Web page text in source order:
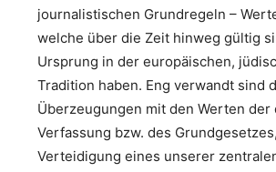
journalistischen Grundregeln –
welche über die Zeit hinweg gültig
Ursprung in der europäischen,
Tradition haben. Eng verwandt sind
Überzeugungen mit den Werten der
Verfassung bzw. des
Verteidigung eines unserer